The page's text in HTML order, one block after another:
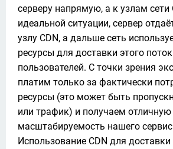
серверу напрямую, а к узлам сети
идеальной ситуации, сервер
узлу CDN, а дальше сеть
ресурсы для доставки этого
пользователей. С точки зрения
платим только за фактически
ресурсы (это может быть
или трафик) и получаем отличную
масштабируемость нашего
Использование CDN для